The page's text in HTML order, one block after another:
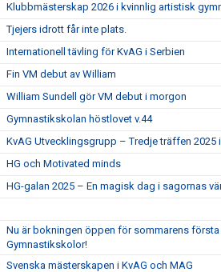
Klubbmästerskap 2026 i kvinnlig artistisk
Tjejers idrott får inte plats.
Internationell tävling för KvAG i Serbien
Fin VM debut av William
William Sundell gör VM debut i morgon
Gymnastikskolan höstlovet v.44
KvAG Utvecklingsgrupp – Tredje träffen 2025
HG och Motivated minds
HG-galan 2025 – En magisk dag i sagornas
Nu är bokningen öppen för sommarens första
Gymnastikskolor!
Svenska mästerskapen i KvAG och MAG